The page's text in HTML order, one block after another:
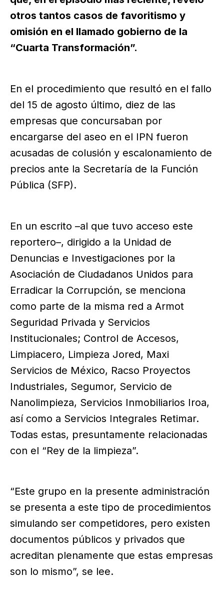
otros tantos casos de favoritismo y
omisión en el llamado gobierno de la
“Cuarta Transformación”.
En el procedimiento que resultó en el fallo
del 15 de agosto último, diez de las
empresas que concursaban por
encargarse del aseo en el IPN fueron
acusadas de colusión y escalonamiento de
precios ante la Secretaría de la Función
Pública (SFP).
En un escrito –al que tuvo acceso este
reportero–, dirigido a la Unidad de
Denuncias e Investigaciones por la
Asociación de Ciudadanos Unidos para
Erradicar la Corrupción, se menciona
como parte de la misma red a Armot
Seguridad Privada y Servicios
Institucionales; Control de Accesos,
Limpiacero, Limpieza Jored, Maxi
Servicios de México, Racso Proyectos
Industriales, Segumor, Servicio de
Nanolimpieza, Servicios Inmobiliarios Iroa,
así como a Servicios Integrales Retimar.
Todas estas, presuntamente relacionadas
con el “Rey de la limpieza”.
“Este grupo en la presente administración
se presenta a este tipo de procedimientos
simulando ser competidores, pero existen
documentos públicos y privados que
acreditan plenamente que estas empresas
son lo mismo”, se lee.